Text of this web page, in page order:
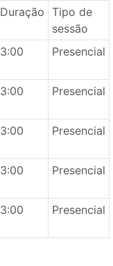
Duração Tipo de
sessão
3:00 Presencial
3:00 Presencial
3:00 Presencial
3:00 Presencial
3:00 Presencial